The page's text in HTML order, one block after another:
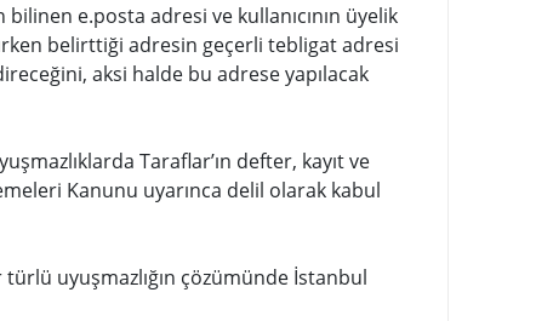
e.posta adresi ve kullanıcının üyelik
belirttiği adresin geçerli tebligat adresi
aksi halde bu adrese yapılacak
Taraflar’ın defter, kayıt ve
Kanunu uyarınca delil olarak kabul
uyuşmazlığın çözümünde İstanbul